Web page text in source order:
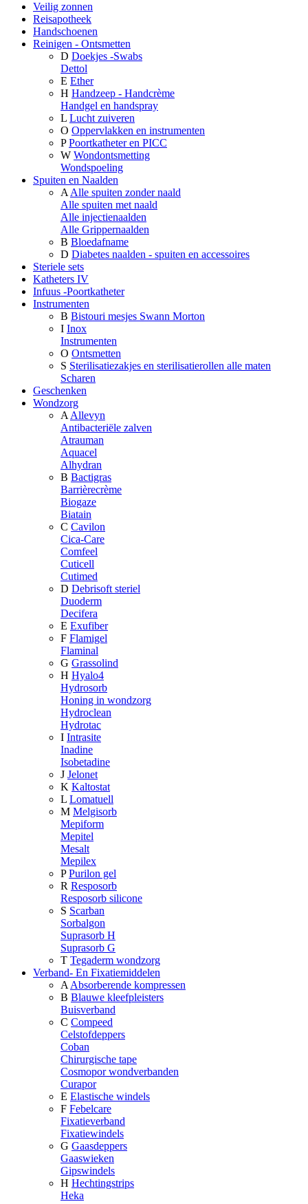
Veilig zonnen
Reisapotheek
Handschoenen
Reinigen - Ontsmetten
D Doekjes -Swabs
Dettol
E Ether
H Handzeep - Handcrème
Handgel en handspray
L Lucht zuiveren
O Oppervlakken en instrumenten
P Poortkatheter en PICC
W Wondontsmetting
Wondspoeling
Spuiten en Naalden
A Alle spuiten zonder naald
Alle spuiten met naald
Alle injectienaalden
Alle Grippernaalden
B Bloedafname
D Diabetes naalden - spuiten en accessoires
Steriele sets
Katheters IV
Infuus -Poortkatheter
Instrumenten
B Bistouri mesjes Swann Morton
I Inox
Instrumenten
O Ontsmetten
S Sterilisatiezakjes en sterilisatierollen alle maten
Scharen
Geschenken
Wondzorg
A Allevyn
Antibacteriële zalven
Atrauman
Aquacel
Alhydran
B Bactigras
Barrièrecrème
Biogaze
Biatain
C Cavilon
Cica-Care
Comfeel
Cuticell
Cutimed
D Debrisoft steriel
Duoderm
Decifera
E Exufiber
F Flamigel
Flaminal
G Grassolind
H Hyalo4
Hydrosorb
Honing in wondzorg
Hydroclean
Hydrotac
I Intrasite
Inadine
Isobetadine
J Jelonet
K Kaltostat
L Lomatuell
M Melgisorb
Mepiform
Mepitel
Mesalt
Mepilex
P Purilon gel
R Resposorb
Resposorb silicone
S Scarban
Sorbalgon
Suprasorb H
Suprasorb G
T Tegaderm wondzorg
Verband- En Fixatiemiddelen
A Absorberende kompressen
B Blauwe kleefpleisters
Buisverband
C Compeed
Celstofdeppers
Coban
Chirurgische tape
Cosmopor wondverbanden
Curapor
E Elastische windels
F Febelcare
Fixatieverband
Fixatiewindels
G Gaasdeppers
Gaaswieken
Gipswindels
H Hechtingstrips
Heka